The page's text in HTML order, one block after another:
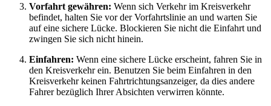
Vorfahrt gewähren: Wenn sich Verkehr im Kreisverkehr
befindet, halten Sie vor der Vorfahrtslinie an und warten Sie
auf eine sichere Lücke. Blockieren Sie nicht die Einfahrt und
zwingen Sie sich nicht hinein.
Einfahren: Wenn eine sichere Lücke erscheint, fahren Sie in
den Kreisverkehr ein. Benutzen Sie beim Einfahren in den
Kreisverkehr keinen Fahrtrichtungsanzeiger, da dies andere
Fahrer bezüglich Ihrer Absichten verwirren könnte.